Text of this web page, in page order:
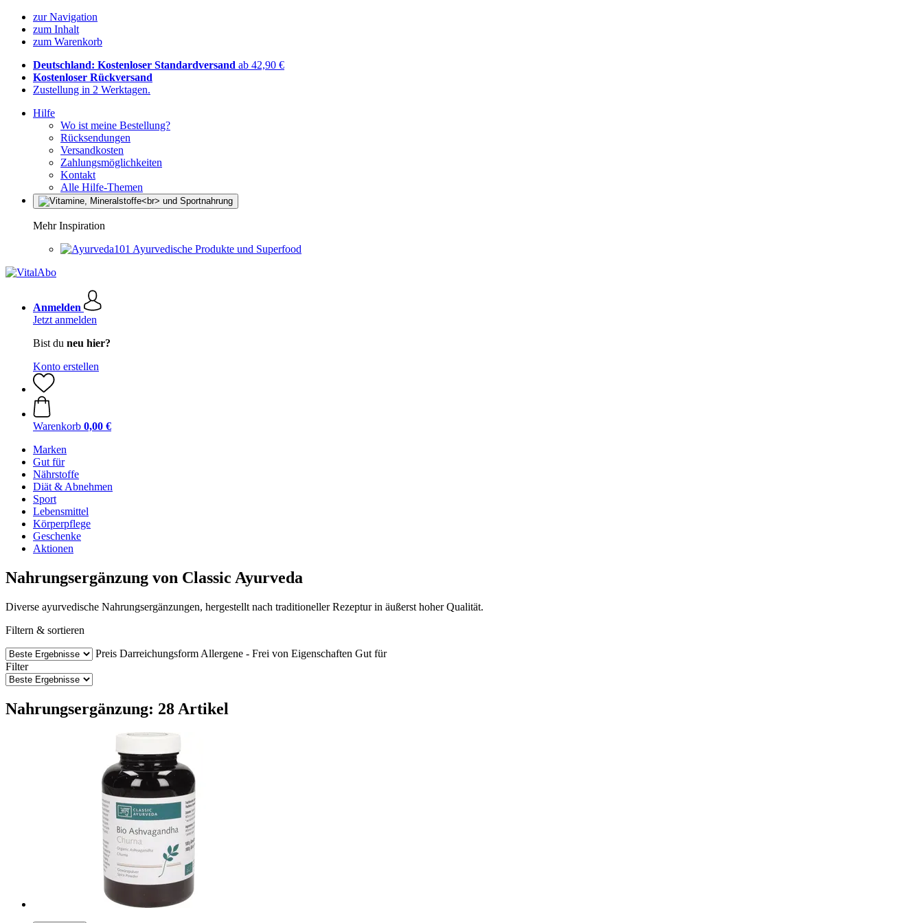
zur Navigation
zum Inhalt
zum Warenkorb
Deutschland: Kostenloser Standardversand ab 42,90 €
Kostenloser Rückversand
Zustellung in 2 Werktagen.
Hilfe
Wo ist meine Bestellung?
Rücksendungen
Versandkosten
Zahlungsmöglichkeiten
Kontakt
Alle Hilfe-Themen
Mehr Inspiration
Ayurvedische Produkte und Superfood
Anmelden
Jetzt anmelden
Bist du neu hier?
Konto erstellen
Warenkorb 0,00 €
Marken
Gut für
Nährstoffe
Diät & Abnehmen
Sport
Lebensmittel
Körperpflege
Geschenke
Aktionen
Nahrungsergänzung von Classic Ayurveda
Diverse ayurvedische Nahrungsergänzungen, hergestellt nach traditioneller Rezeptur in äußerst hoher Qualität.
Filtern & sortieren
Preis Darreichungsform Allergene - Frei von Eigenschaften Gut für
Filter
Nahrungsergänzung: 28 Artikel